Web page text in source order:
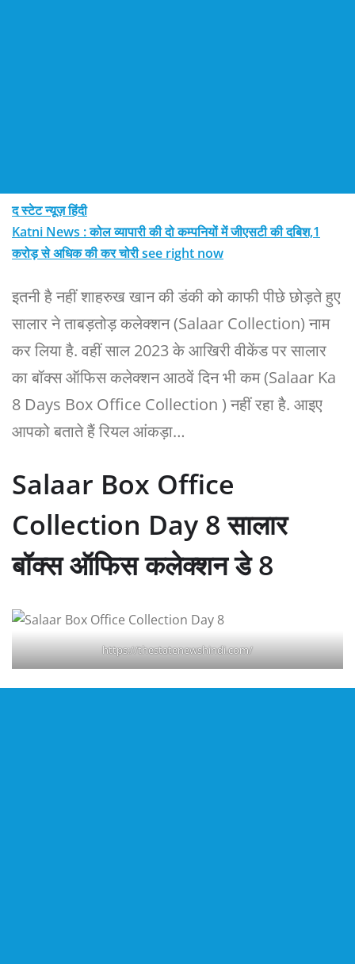
द स्टेट न्यूज़ हिंदी
Katni News : कोल व्यापारी की दो कम्पनियों में जीएसटी की दबिश,1
करोड़ से अधिक की कर चोरी see right now
इतनी है नहीं शाहरुख खान की डंकी को काफी पीछे छोड़ते हुए
सालार ने ताबड़तोड़ कलेक्शन (Salaar Collection) नाम
कर लिया है. वहीं साल 2023 के आखिरी वीकेंड पर सालार
का बॉक्स ऑफिस कलेक्शन आठवें दिन भी कम (Salaar Ka
8 Days Box Office Collection ) नहीं रहा है. आइए
आपको बताते हैं रियल आंकड़ा…
Salaar Box Office
Collection Day 8 सालार
बॉक्स ऑफिस कलेक्शन डे 8
https://thestatenewshindi.com/